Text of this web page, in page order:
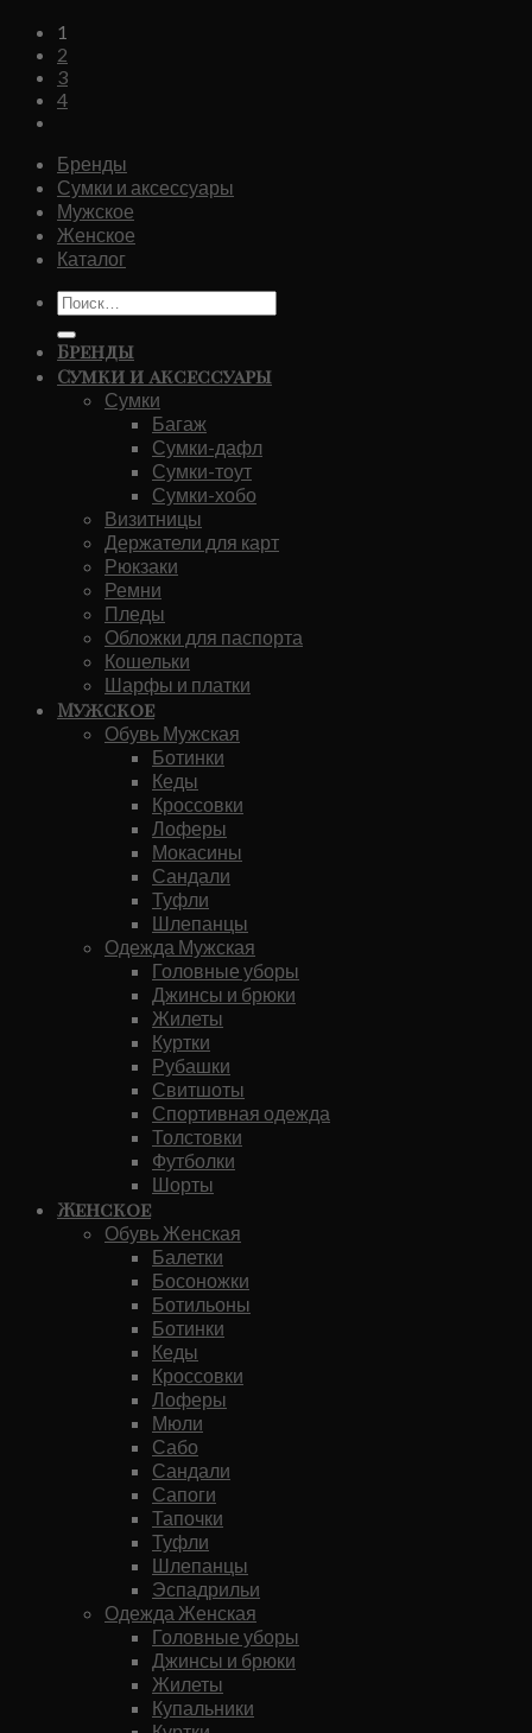
1
2
3
4
Бренды
Сумки и аксессуары
Мужское
Женское
Каталог
Искать:
Бренды
Сумки и аксессуары
Сумки
Багаж
Сумки-дафл
Сумки-тоут
Сумки-хобо
Визитницы
Держатели для карт
Рюкзаки
Ремни
Пледы
Обложки для паспорта
Кошельки
Шарфы и платки
Мужское
Обувь Мужская
Ботинки
Кеды
Кроссовки
Лоферы
Мокасины
Сандали
Туфли
Шлепанцы
Одежда Мужская
Головные уборы
Джинсы и брюки
Жилеты
Куртки
Рубашки
Свитшоты
Спортивная одежда
Толстовки
Футболки
Шорты
Женское
Обувь Женская
Балетки
Босоножки
Ботильоны
Ботинки
Кеды
Кроссовки
Лоферы
Мюли
Сабо
Сандали
Сапоги
Тапочки
Туфли
Шлепанцы
Эспадрильи
Одежда Женская
Головные уборы
Джинсы и брюки
Жилеты
Купальники